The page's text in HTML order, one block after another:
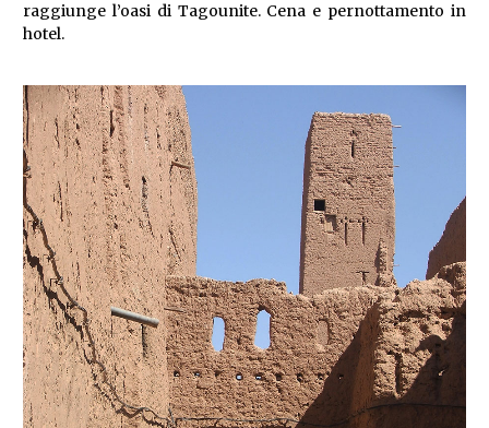
raggiunge l’oasi di Tagounite. Cena e pernottamento in
hotel.